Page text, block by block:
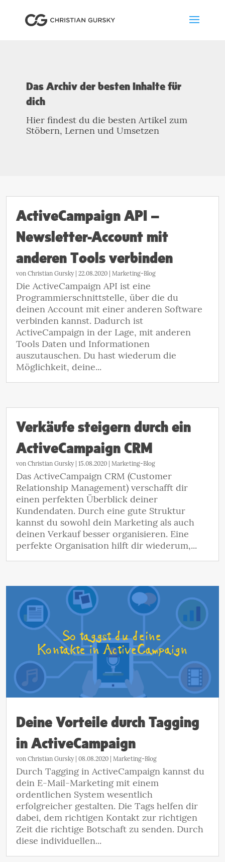
Das Archiv der besten Inhalte für
dich
Hier findest du die besten Artikel zum
Stöbern, Lernen und Umsetzen
ActiveCampaign API –
Newsletter-Account mit
anderen Tools verbinden
von Christian Gursky 22.08.2020 Marketing-Blog
Die ActiveCampaign API ist eine
Programmierschnittstelle, über die du
deinen Account mit einer anderen Software
verbinden kannst. Dadurch ist
ActiveCampaign in der Lage, mit anderen
Tools Daten und Informationen
auszutauschen. Du hast wiederum die
Möglichkeit, deine...
Verkäufe steigern durch ein
ActiveCampaign CRM
von Christian Gursky 15.08.2020 Marketing-Blog
Das ActiveCampaign CRM (Customer
Relationship Management) verschafft dir
einen perfekten Überblick deiner
Kundendaten. Durch eine gute Struktur
kannst du sowohl dein Marketing als auch
deinen Verkauf besser organisieren. Eine
perfekte Organisation hilft dir wiederum,...
Deine Vorteile durch Tagging
in ActiveCampaign
von Christian Gursky 08.08.2020 Marketing-Blog
Durch Tagging in ActiveCampaign kannst du
dein E-Mail-Marketing mit einem
ordentlichen System wesentlich
erfolgreicher gestalten. Die Tags helfen dir
dabei, dem richtigen Kontakt zur richtigen
Zeit die richtige Botschaft zu senden. Durch
diese individuellen...